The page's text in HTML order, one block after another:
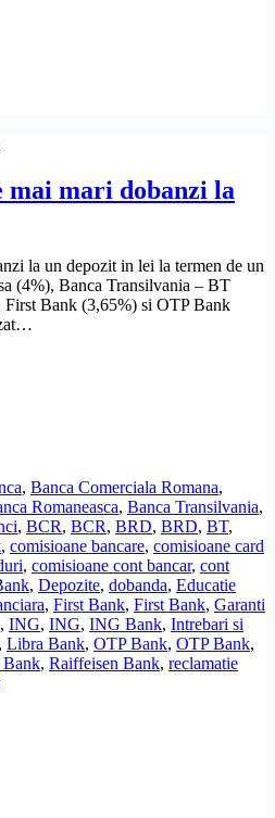
mai mari dobanzi la
la un depozit in lei la termen de un
(4%), Banca Transilvania – BT
Bank (3,65%) si OTP Bank
, Banca Comerciala Romana,
Romaneasca, Banca Transilvania,
, BCR, BCR, BRD, BRD, BT,
, comisioane bancare, comisioane card
, comisioane cont bancar, cont
, Depozite, dobanda, Educatie
, First Bank, First Bank, Garanti
, ING, ING, ING Bank, Intrebari si
, Libra Bank, OTP Bank, OTP Bank,
Bank, Raiffeisen Bank, reclamatie